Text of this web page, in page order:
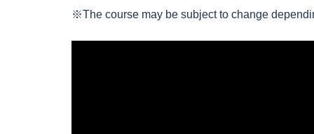
※The course may be subject to change